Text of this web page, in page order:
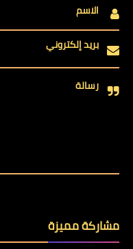
الاسم
بريد إلكتروني
رسالة
مشاركة مميزة